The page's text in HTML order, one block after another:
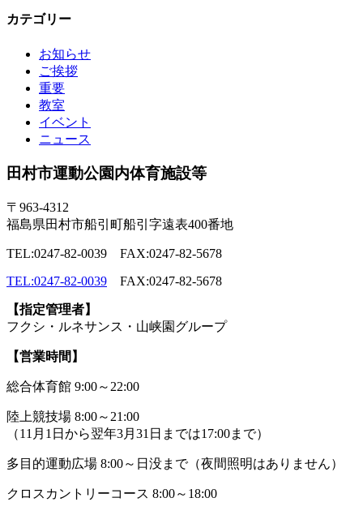
カテゴリー
お知らせ
ご挨拶
重要
教室
イベント
ニュース
田村市運動公園内体育施設等
〒963-4312
福島県田村市船引町船引字遠表400番地
TEL:0247-82-0039 FAX:0247-82-5678
TEL:0247-82-0039 FAX:0247-82-5678
【指定管理者】
フクシ・ルネサンス・山峡園グループ
【営業時間】
総合体育館 9:00～22:00
陸上競技場 8:00～21:00
（11月1日から翌年3月31日までは17:00まで）
多目的運動広場 8:00～日没まで（夜間照明はありません）
クロスカントリーコース 8:00～18:00